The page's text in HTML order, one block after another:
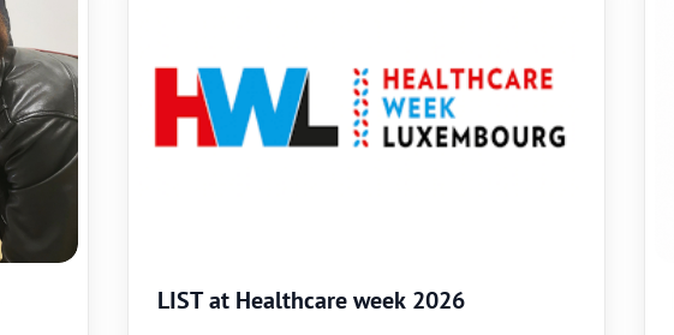
LIST at Healthcare week 2026